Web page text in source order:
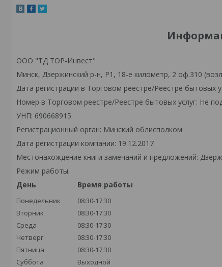
ООО "ТД ТОР-Инвест"
Минск, Дзержинский р-н, Р1, 18-е километр, 2 оф.310
Дата регистрации в Торговом реестре/Реестре бытовых
Номер в Торговом реестре/Реестре бытовых услуг: Не
УНП: 690668915
Регистрационный орган: Минский облисполком
Дата регистрации компании: 19.12.2017
Местонахождение книги замечаний и предложений:
Режим работы:
День
Время работы
Понедельник
08:30-17:30
Вторник
08:30-17:30
Среда
08:30-17:30
Четверг
08:30-17:30
Пятница
08:30-17:30
Суббота
Выходной